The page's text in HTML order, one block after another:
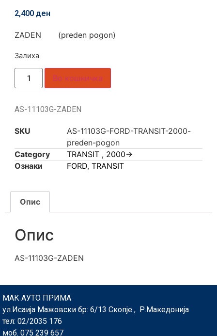
2,400 ден
ZADEN (preden pogon)
Залиха
Во кошничка
AS-11103G-ZADEN
SKU
AS-11103G-FORD-TRANSIT-2000-
preden-pogon
Category
TRANSIT , 2000->
Ознаки
FORD, TRANSIT
Опис
Опис
AS-11103G-ZADEN
МАК АУТО ПРИМА
ул.Исаија Мажовски бр: 6/13 Скопје , Р.Македонија
тел: 02/2035 176
моб. 075 239 657